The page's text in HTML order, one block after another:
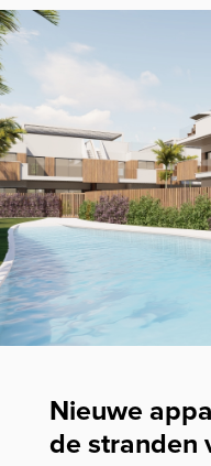
Nieuwe
de stranden